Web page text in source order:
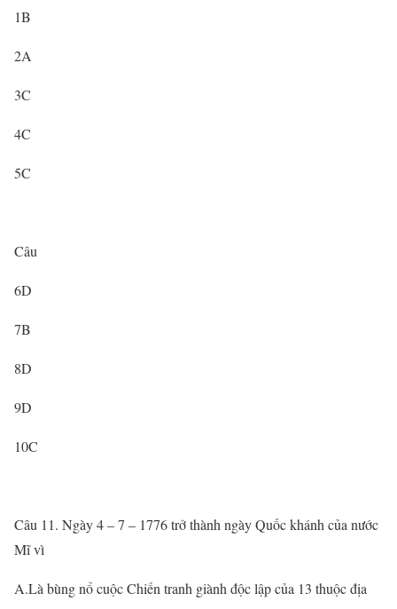
1B
2A
3C
4C
5C
Câu
6D
7B
8D
9D
10C
Câu 11. Ngày 4 – 7 – 1776 trở thành ngày Quốc khánh của nước
Mĩ vì
A.Là bùng nổ cuộc Chiến tranh giành độc lập của 13 thuộc địa